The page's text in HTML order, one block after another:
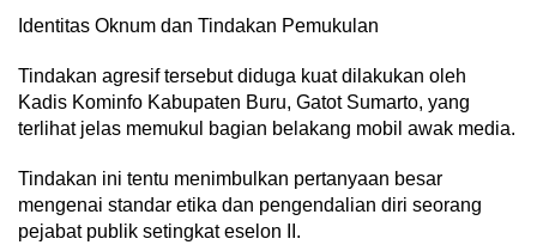
Identitas Oknum dan Tindakan Pemukulan
Tindakan agresif tersebut diduga kuat dilakukan oleh
Kadis Kominfo Kabupaten Buru, Gatot Sumarto, yang
terlihat jelas memukul bagian belakang mobil awak media.
Tindakan ini tentu menimbulkan pertanyaan besar
mengenai standar etika dan pengendalian diri seorang
pejabat publik setingkat eselon II.